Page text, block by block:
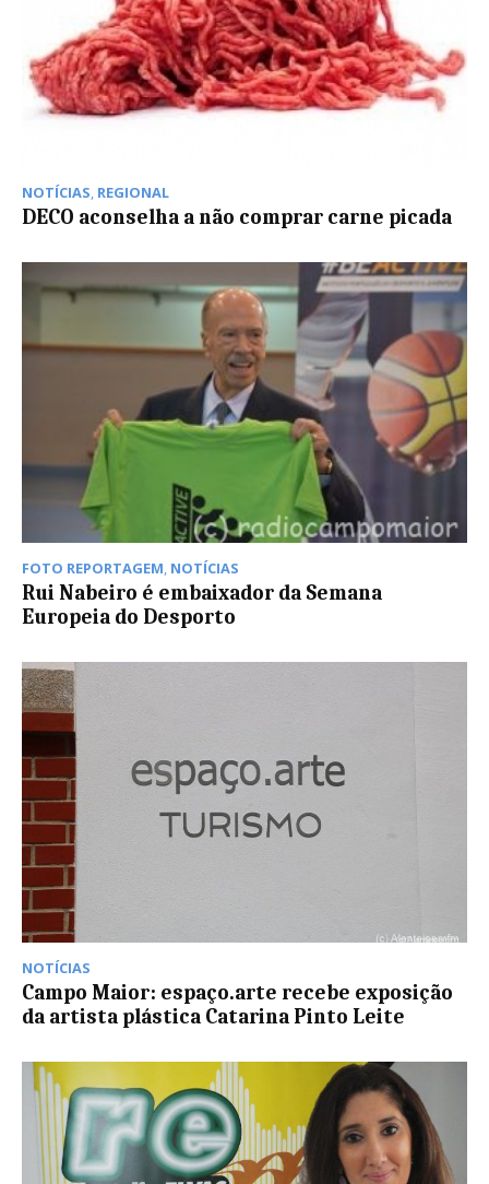
NOTÍCIAS, REGIONAL
DECO aconselha a não comprar carne picada
FOTO REPORTAGEM, NOTÍCIAS
Rui Nabeiro é embaixador da Semana
Europeia do Desporto
NOTÍCIAS
Campo Maior: espaço.arte recebe exposição
da artista plástica Catarina Pinto Leite